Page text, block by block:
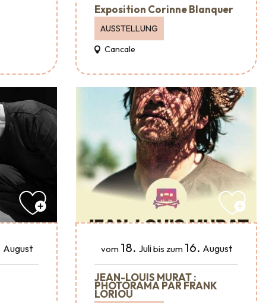
Exposition Corinne Blanquer
AUSSTELLUNG
Cancale
August vom 18. Julibis zum 16. August
JEAN-LOUIS MURAT :
PHOTORAMA PAR FRANK
LORIOU